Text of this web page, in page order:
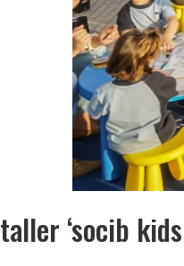
taller ‘socib